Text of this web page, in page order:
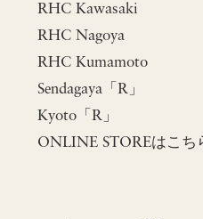
RHC Kawasaki
RHC Nagoya
RHC Kumamoto
Sendagaya「R」
Kyoto「R」
ONLINE STOREはこち